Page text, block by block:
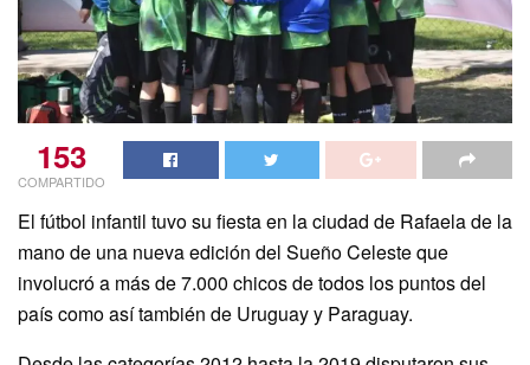
153
COMPARTIDO
El fútbol infantil tuvo su fiesta en la ciudad de Rafaela de la
mano de una nueva edición del Sueño Celeste que
involucró a más de 7.000 chicos de todos los puntos del
país como así también de Uruguay y Paraguay.